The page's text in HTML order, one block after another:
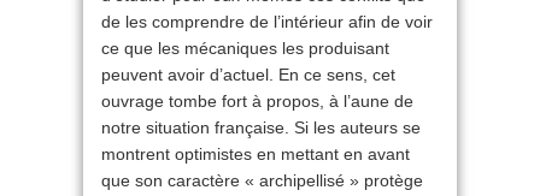
de les comprendre de l’intérieur afin de voir
ce que les mécaniques les produisant
peuvent avoir d’actuel. En ce sens, cet
ouvrage tombe fort à propos, à l’aune de
notre situation française. Si les auteurs se
montrent optimistes en mettant en avant
que son caractère « archipellisé » protège